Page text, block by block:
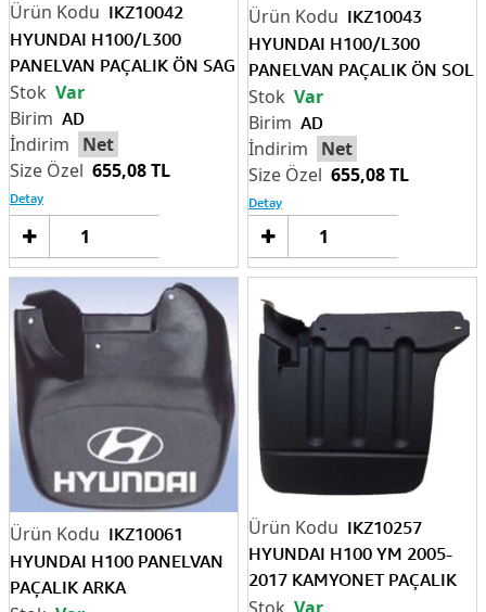
IKZ10042
HYUNDAI H100/L300
PANELVAN PAÇALIK ÖN SAG
AD
Net
655,08 TL
Var
Detay
Sepete
IKZ10043
HYUNDAI H100/L300
PANELVAN PAÇALIK ÖN SOL
AD
Net
655,08 TL
Var
Detay
IKZ10061
HYUNDAI H100 PANELVAN
PAÇALIK ARKA
IKZ10257
HYUNDAI H100 YM 2005-
2017 KAMYONET PAÇALIK
ÖN SAG-SOL SET iKiLi